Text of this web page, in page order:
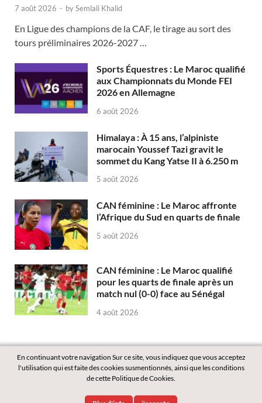
7 août 2026 - bySemlali Khalid
En Ligue des champions de la CAF, le tirage au sort des
tours préliminaires 2026-2027 …
Sports Équestres : Le Maroc qualifié
aux Championnats du Monde FEI
2026 en Allemagne
6 août 2026
Himalaya : À 15 ans, l’alpiniste
marocain Youssef Tazi gravit le
sommet du Kang Yatse II à 6.250 m
5 août 2026
CAN féminine : Le Maroc affronte
l’Afrique du Sud en quarts de finale
5 août 2026
CAN féminine : Le Maroc qualifié
pour les quarts de finale après un
match nul (0-0) face au Sénégal
4 août 2026
En continuant votre navigation Sur ce site, vous indiquez que vous acceptez
l'utilisation qui est faite des cookies susmentionnés, ainsi que les conditions
de cette Politique de Cookies.